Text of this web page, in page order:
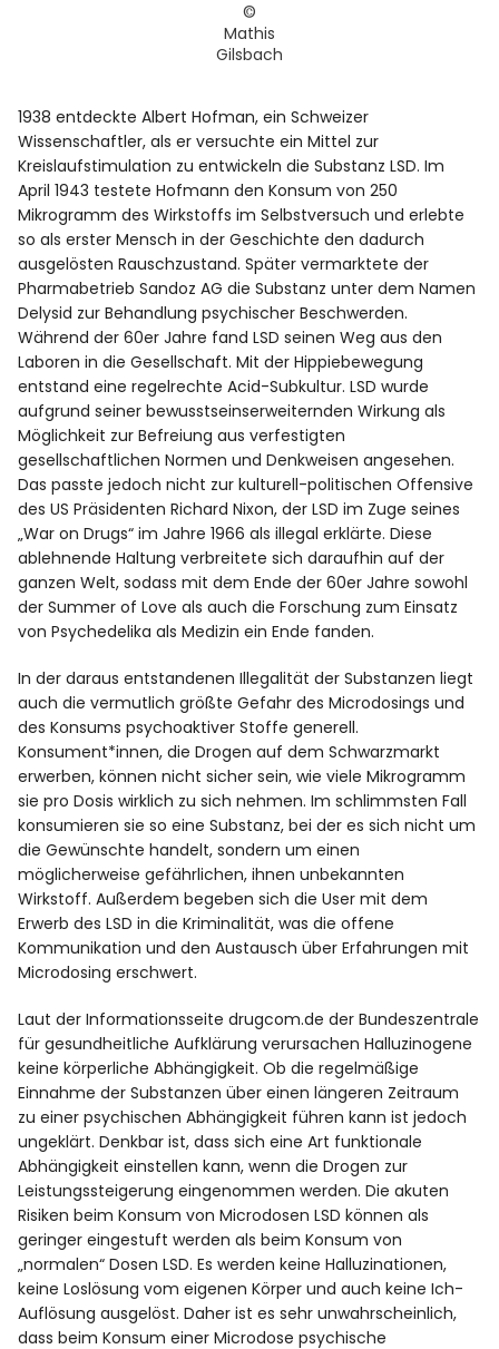
©
Mathis
Gilsbach
1938 entdeckte Albert Hofman, ein Schweizer
Wissenschaftler, als er versuchte ein Mittel zur
Kreislaufstimulation zu entwickeln die Substanz LSD. Im
April 1943 testete Hofmann den Konsum von 250
Mikrogramm des Wirkstoffs im Selbstversuch und erlebte
so als erster Mensch in der Geschichte den dadurch
ausgelösten Rauschzustand. Später vermarktete der
Pharmabetrieb Sandoz AG die Substanz unter dem Namen
Delysid zur Behandlung psychischer Beschwerden.
Während der 60er Jahre fand LSD seinen Weg aus den
Laboren in die Gesellschaft. Mit der Hippiebewegung
entstand eine regelrechte Acid-Subkultur. LSD wurde
aufgrund seiner bewusstseinserweiternden Wirkung als
Möglichkeit zur Befreiung aus verfestigten
gesellschaftlichen Normen und Denkweisen angesehen.
Das passte jedoch nicht zur kulturell-politischen Offensive
des US Präsidenten Richard Nixon, der LSD im Zuge seines
„War on Drugs“ im Jahre 1966 als illegal erklärte. Diese
ablehnende Haltung verbreitete sich daraufhin auf der
ganzen Welt, sodass mit dem Ende der 60er Jahre sowohl
der Summer of Love als auch die Forschung zum Einsatz
von Psychedelika als Medizin ein Ende fanden.
In der daraus entstandenen Illegalität der Substanzen liegt
auch die vermutlich größte Gefahr des Microdosings und
des Konsums psychoaktiver Stoffe generell.
Konsument*innen, die Drogen auf dem Schwarzmarkt
erwerben, können nicht sicher sein, wie viele Mikrogramm
sie pro Dosis wirklich zu sich nehmen. Im schlimmsten Fall
konsumieren sie so eine Substanz, bei der es sich nicht um
die Gewünschte handelt, sondern um einen
möglicherweise gefährlichen, ihnen unbekannten
Wirkstoff. Außerdem begeben sich die User mit dem
Erwerb des LSD in die Kriminalität, was die offene
Kommunikation und den Austausch über Erfahrungen mit
Microdosing erschwert.
Laut der Informationsseite drugcom.de der Bundeszentrale
für gesundheitliche Aufklärung verursachen Halluzinogene
keine körperliche Abhängigkeit. Ob die regelmäßige
Einnahme der Substanzen über einen längeren Zeitraum
zu einer psychischen Abhängigkeit führen kann ist jedoch
ungeklärt. Denkbar ist, dass sich eine Art funktionale
Abhängigkeit einstellen kann, wenn die Drogen zur
Leistungssteigerung eingenommen werden. Die akuten
Risiken beim Konsum von Microdosen LSD können als
geringer eingestuft werden als beim Konsum von
„normalen“ Dosen LSD. Es werden keine Halluzinationen,
keine Loslösung vom eigenen Körper und auch keine Ich-
Auflösung ausgelöst. Daher ist es sehr unwahrscheinlich,
dass beim Konsum einer Microdose psychische